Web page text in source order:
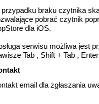
przypadku braku czytnika
pobrać czytnik
dla iOS.
serwisu możliwa jest
Tab , Shift + Tab ,
email dla zgłaszania